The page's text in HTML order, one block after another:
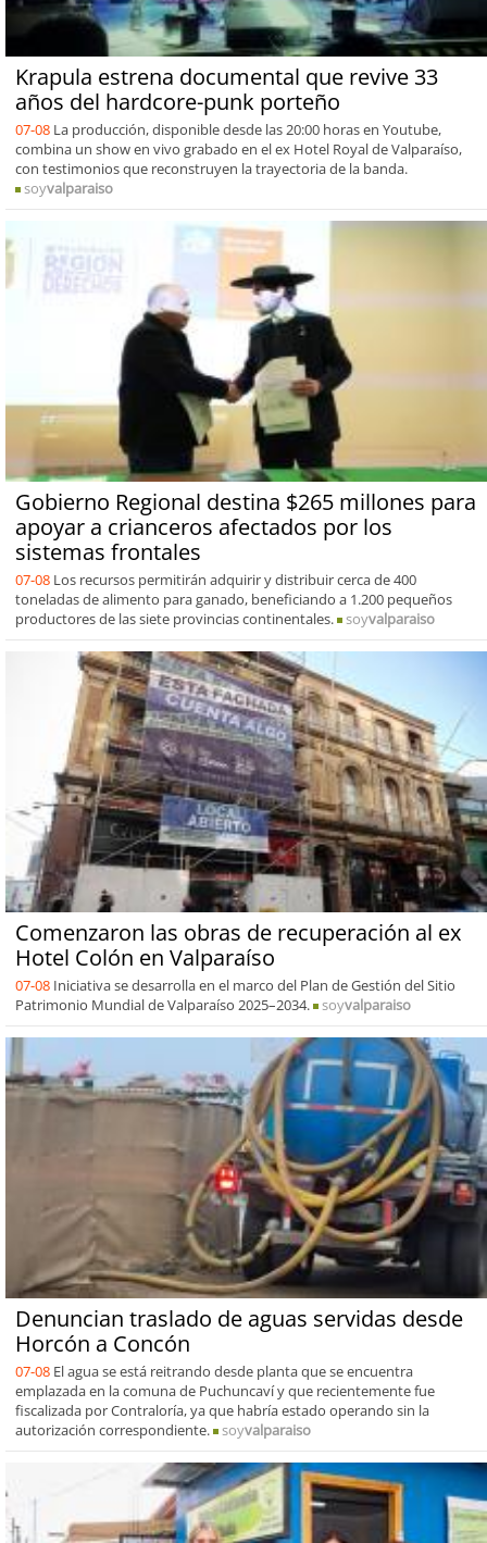
Krapula estrena documental que revive 33
años del hardcore-punk porteño
07-08 La producción, disponible desde las 20:00 horas en Youtube,
combina un show en vivo grabado en el ex Hotel Royal de Valparaíso,
con testimonios que reconstruyen la trayectoria de la banda.
soyvalparaiso
Gobierno Regional destina $265 millones para
apoyar a crianceros afectados por los
sistemas frontales
07-08 Los recursos permitirán adquirir y distribuir cerca de 400
toneladas de alimento para ganado, beneficiando a 1.200 pequeños
productores de las siete provincias continentales.
soyvalparaiso
Comenzaron las obras de recuperación al ex
Hotel Colón en Valparaíso
07-08 Iniciativa se desarrolla en el marco del Plan de Gestión del Sitio
Patrimonio Mundial de Valparaíso 2025–2034.
soyvalparaiso
Denuncian traslado de aguas servidas desde
Horcón a Concón
07-08 El agua se está reitrando desde planta que se encuentra
emplazada en la comuna de Puchuncaví y que recientemente fue
fiscalizada por Contraloría, ya que habría estado operando sin la
autorización correspondiente.
soyvalparaiso